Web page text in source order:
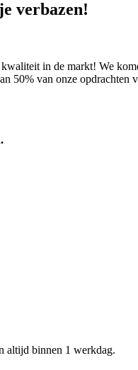
verbazen!
in de markt! We
50% van onze
altijd binnen 1 werkdag.